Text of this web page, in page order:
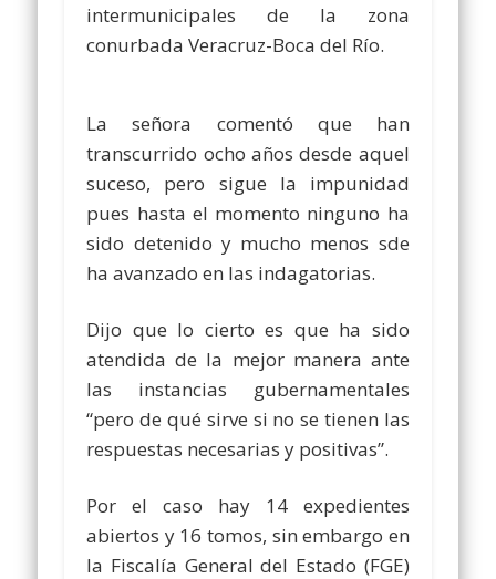
intermunicipales de la zona
conurbada Veracruz-Boca del Río.
La señora comentó que han
transcurrido ocho años desde aquel
suceso, pero sigue la impunidad
pues hasta el momento ninguno ha
sido detenido y mucho menos sde
ha avanzado en las indagatorias.
Dijo que lo cierto es que ha sido
atendida de la mejor manera ante
las instancias gubernamentales
“pero de qué sirve si no se tienen las
respuestas necesarias y positivas”.
Por el caso hay 14 expedientes
abiertos y 16 tomos, sin embargo en
la Fiscalía General del Estado (FGE)